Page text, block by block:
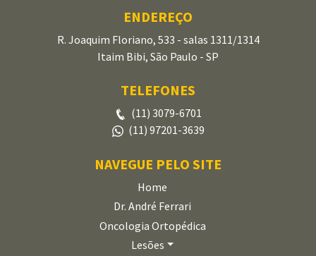
ENDEREÇO
R. Joaquim Floriano, 533 - salas 1311/1314
Itaim Bibi, São Paulo - SP
TELEFONES
(11) 3079-6701
(11) 97201-3639
NAVEGUE PELO SITE
Home
Dr. André Ferrari
Oncologia Ortopédica
Lesões